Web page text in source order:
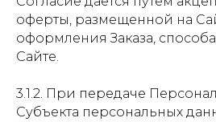
оферты, размещенной на
оформления Заказа,
Сайте.
3.1.2. При передаче
Субъекта персональных